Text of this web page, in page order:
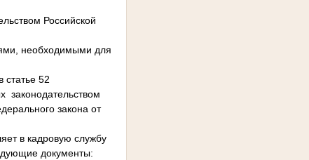
Российской
необходимыми для
статье 52
законодательством
закона от
в кадровую службу
документы: